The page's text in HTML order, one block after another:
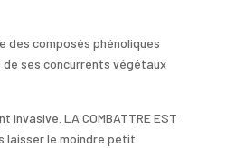
des composés phénoliques
ses concurrents végétaux
invasive. LA COMBATTRE EST
laisser le moindre petit